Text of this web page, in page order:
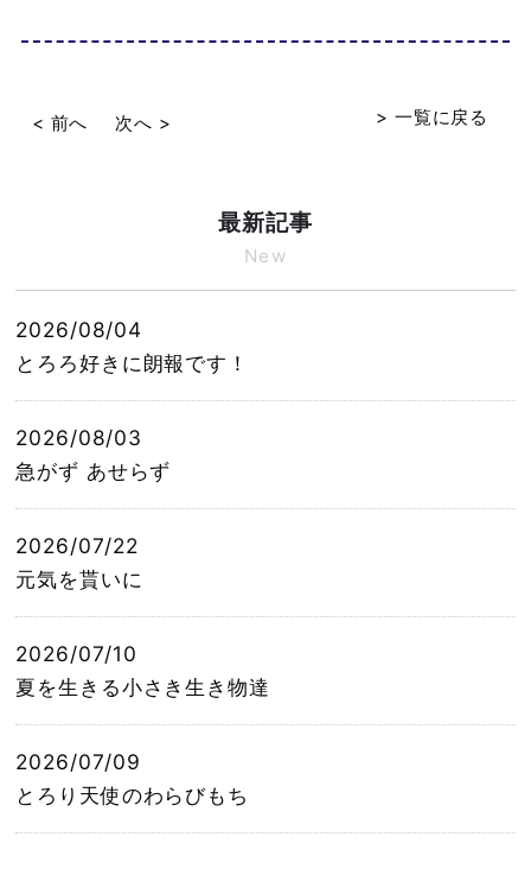
> 一覧に戻る
< 前へ 次へ >
最新記事
New
2026/08/04
とろろ好きに朗報です！
2026/08/03
急がず あせらず
2026/07/22
元気を貰いに
2026/07/10
夏を生きる小さき生き物達
2026/07/09
とろり天使のわらびもち